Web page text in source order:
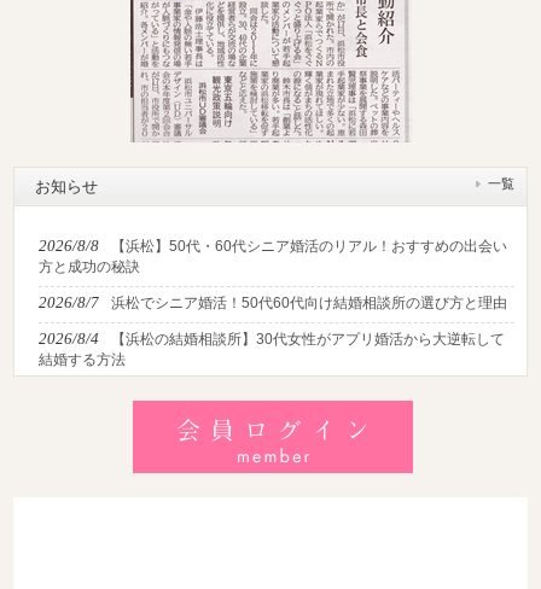
お知らせ 一覧
2026/8/8
【浜松】50代・60代シニア婚活のリアル！おすすめの出会い
方と成功の秘訣
2026/8/7 浜松でシニア婚活！50代60代向け結婚相談所の選び方と理由
2026/8/4
【浜松の結婚相談所】30代女性がアプリ婚活から大逆転して
結婚する方法
しいデートの服装・スポット徹底解説
【浜松】アラフォー男性が婚活で無双する3つの戦略！30代
後半・40代からの大人の成婚術